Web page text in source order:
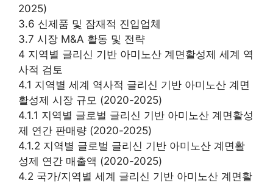
2025)
3.6 신제품 및 잠재적 진입업체
3.7 시장 M&A 활동 및 전략
4 지역별 글리신 기반 아미노산 계면활성제 세계 역
사적 검토
4.1 지역별 세계 역사적 글리신 기반 아미노산 계면
활성제 시장 규모 (2020-2025)
4.1.1 지역별 글로벌 글리신 기반 아미노산 계면활성
제 연간 판매량 (2020-2025)
4.1.2 지역별 글로벌 글리신 기반 아미노산 계면활
성제 연간 매출액 (2020-2025)
4.2 국가/지역별 세계 글리신 기반 아미노산 계면활